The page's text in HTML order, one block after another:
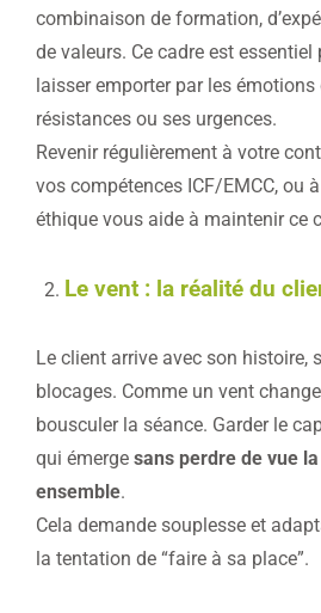
combinaison de formation,
de valeurs. Ce cadre est essentiel
laisser emporter par les émotions
résistances ou ses urgences.
Revenir régulièrement à votre
vos compétences ICF/EMCC, ou
éthique vous aide à maintenir ce
Le vent : la réalité du
Le client arrive avec son histoire,
blocages. Comme un vent
bousculer la séance. Garder le
qui émerge sans perdre de vue
ensemble.
Cela demande souplesse et
la tentation de “faire à sa place”.